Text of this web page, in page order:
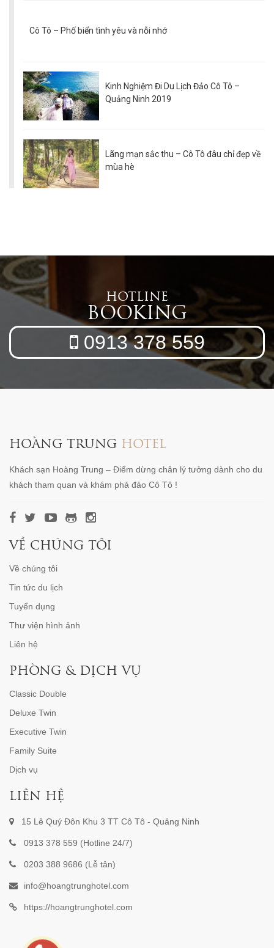
Cô Tô – Phố biển tình yêu và nỗi nhớ
Kinh Nghiệm Đi Du Lịch Đảo Cô Tô –
Quảng Ninh 2019
Lãng mạn sắc thu – Cô Tô đâu chỉ đẹp về
mùa hè
HOTLINE
BOOKING
0913 378 559
HOÀNG TRUNG HOTEL
Khách sạn Hoàng Trung – Điểm dừng chân lý tưởng dành cho du
khách tham quan và khám phá đảo Cô Tô !
VỀ CHÚNG TÔI
Về chúng tôi
Tin tức du lịch
Tuyển dụng
Thư viện hình ảnh
Liên hệ
PHÒNG & DỊCH VỤ
Classic Double
Deluxe Twin
Executive Twin
Family Suite
Dịch vụ
LIÊN HỆ
15 Lê Quý Đôn Khu 3 TT Cô Tô - Quảng Ninh
0913 378 559 (Hotline 24/7)
0203 388 9686 (Lễ tân)
info@hoangtrunghotel.com
https://hoangtrunghotel.com